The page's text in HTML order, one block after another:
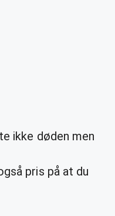
ikke døden men
pris på at du